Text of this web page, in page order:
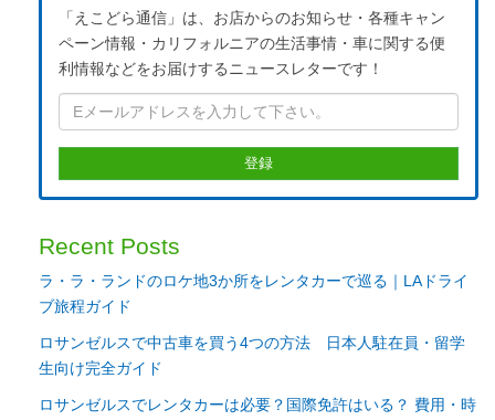
「えこどら通信」は、お店からのお知らせ・各種キャン
ペーン情報・カリフォルニアの生活事情・車に関する便
利情報などをお届けするニュースレターです！
Recent Posts
ラ・ラ・ランドのロケ地3か所をレンタカーで巡る｜LAドライ
ブ旅程ガイド
ロサンゼルスで中古車を買う4つの方法 日本人駐在員・留学
生向け完全ガイド
ロサンゼルスでレンタカーは必要？国際免許はいる？ 費用・時